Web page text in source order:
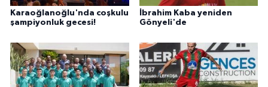
Karaoğlanoğlu'nda coşkulu
şampiyonluk gecesi!
İbrahim Kaba yeniden
Gönyeli'de